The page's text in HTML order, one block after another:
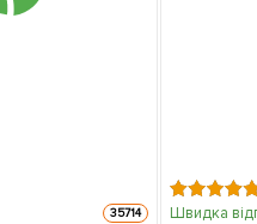
35714 Швидка